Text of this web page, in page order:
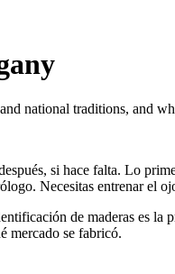
national traditions, and
si hace falta. Lo
Necesitas entrenar el
de maderas es la
mercado se fabricó.